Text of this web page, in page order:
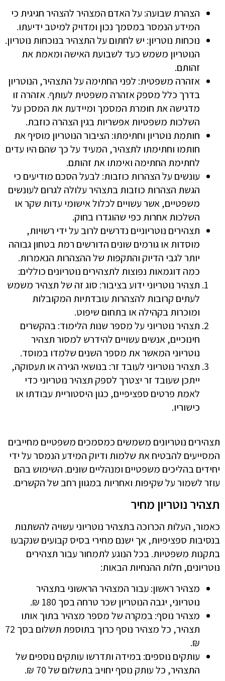
הצהרת שבועה: על האדם המצהיר להצהיר חגיגית כי
המידע הנמסר במסמך נכון ומדויק למיטב ידיעתו.
נוכחות נוטריון: יש לחתום על התצהיר בנוכחות נוטריון.
הנוטריון משמש כעד לשבועת האישה ומאמת את
זהותם.
אזהרה משפטית: לפני החתימה על התצהיר, הנוטריון
בדרך כלל מספק אזהרה משפטית לעותף. אזהרה זו
מדגישה את חומרת המסמך ומיידעת את המסכן על
השלכות משפטיות אפשריות בגין הצהרה כוזבת.
חותמת נוטריון וחתימתו: הציבור הנוטריון מוסיף את
חותמו וחתימתו לתצהיר, המעיד על כך שהם היו עדים
לחתימת החתימה ואימתו את זהותם.
עונשים על הצהרות כוזבות: לבעל הסכם מודיעים כי
הגשת הצהרות כוזבות בתצהיר עלולה לגרום לעונשים
משפטיים, אשר עשויים לכלול אישומי עדות שקר או
השלכות אחרות כפי שהוגדרו בחוק.
תצהירים נוטריוניים נדרשים לרוב על ידי רשויות,
מוסדות או גורמים שונים הדורשים רמת בטחון גבוהה
יותר לגבי הדיוק והתקפות של ההצהרות הנאמרות.
כמה דוגמאות נפוצות לתצהירים נוטריונים כוללים:
תצהיר נוטריוני ידוע בציבור: סוג זה של תצהיר משמש
לעתים קרובות להצהרות עובדתיות המקובלות
ומוכרות בקהילה או בתחום שיפוט.
תצהיר נוטריוני על מספר שנות הלימוד: בהקשרים
חינוכיים, אנשים עשויים להידרש למסור תצהיר
נוטריוני המאשר את מספר השנים שלמדו במוסד.
תצהיר נוטריוני לעובד זר: בנושאי הגירה או תעסוקה,
ייתכן שעובד זר יצטרך לספק תצהיר נוטריוני כדי
לאמת פרטים ספציפיים, כגון היסטוריית עבודתו או
כישוריו.
תצהירים נוטריונים משמשים כמסמכים משפטיים מחייבים
המסייעים להבטיח את שלמות ודיוק המידע הנמסר על ידי
יחידים בהליכים משפטיים ומנהליים שונים. השימוש בהם
עוזר לשמור על שקיפות ואחריות במגוון רחב של הקשרים.
תצהיר נוטריון מחיר
כאמור, העלות הכרוכה בתצהיר נוטריוני עשויה להשתנות
בנסיבות ספציפיות, אך ישנם מחירי בסיס קבועים שנקבעו
בתקנות משפטיות. בכל הנוגע לתמחור עבור תצהירים
נוטריונים, חלות ההנחיות הבאות:
מצהיר ראשון: עבור המצהיר הראשוני בתצהיר
נוטריוני, יגבה הנוטריון שכר טרחה בסך 180 ₪.
מצהיר נוסף: במקרה של מספר מצהיר בתוך אותו
תצהיר, כל מצהיר נוסף כרוך בתוספת תשלום בסך 72
₪.
עותקים נוספים: במידה ותדרשו עותקים נוספים של
התצהיר, כל עותק נוסף יחויב בתשלום של 70 ₪.